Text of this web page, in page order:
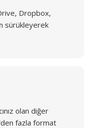
Dropbox,
sürükleyerek
olan diğer
fazla format